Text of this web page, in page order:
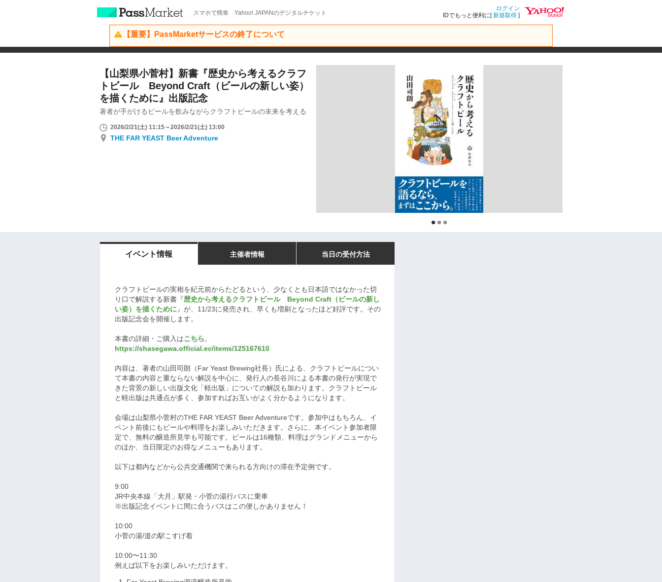
スマホで簡単 Yahoo! JAPANのデジタルチケット
ログイン
IDでもっと便利に[新規取得 ]
【重要】PassMarketサービスの終了について
【山梨県小菅村】新書『歴史から考えるクラフ
トビール Beyond Craft（ビールの新しい姿）
を描くために』出版記念
著者が手がけるビールを飲みながらクラフトビールの未来を考える
2026/2/21(土) 11:15～2026/2/21(土) 13:00
THE FAR YEAST Beer Adventure
イベント情報 主催者情報 当日の受付方法
クラフトビールの実相を紀元前からたどるという、少なくとも日本語ではなかった切
り口で解説する新書『歴史から考えるクラフトビール Beyond Craft（ビールの新し
い姿）を描くために 』が、11/23に発売され、早くも増刷となったほど好評です。その
出版記念会を開催します。
本書の詳細・ご購入はこちら。
https://shasegawa.official.ec/items/125167610
内容は、著者の山田司朗（Far Yeast Brewing社長）氏による、クラフトビールについ
て本書の内容と重ならない解説を中心に、発行人の長谷川による本書の発行が実現で
きた背景の新しい出版文化「軽出版」についての解説も加わります。クラフトビール
と軽出版は共通点が多く、参加すればお互いがよく分かるようになります。
会場は山梨県小菅村のTHE FAR YEAST Beer Adventureです。参加中はもちろん、イ
ベント前後にもビールや料理をお楽しみいただきます。さらに、本イベント参加者限
定で、無料の醸造所見学も可能です。ビールは16︎種類、料理はグランドメニューから
のほか、当日限定のお得なメニューもあります。
以下は都内などから公共交通機関で来られる方向けの滞在予定例です。
9:00
JR中央本線「大月」駅発・小菅の湯行バスに乗車
※出版記念イベントに間に合うバスはこの便しかありません！
10:00
小菅の湯/道の駅こすげ着
10:00〜11:30
例えば以下をお楽しみいただけます。